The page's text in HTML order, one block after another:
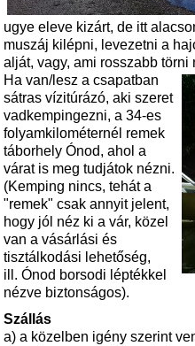
ugye eleve kizárt, de itt
muszáj kilépni, levezetni a
alját, vagy, ami rosszabb törni
Ha van/lesz a csapatban
sátras vízitúrázó, aki szeret
vadkempingezni, a 34-es
folyamkilométernél remek
táborhely Ónod, ahol a
várat is meg tudjátok nézni.
(Kemping nincs, tehát a
"remek" csak annyit jelent,
hogy jól néz ki a vár, közel
van a vásárlási és
tisztálkodási lehetőség,
ill. Ónod borsodi léptékkel
nézve biztonságos).
Szállás
a) a közelben igény szerint